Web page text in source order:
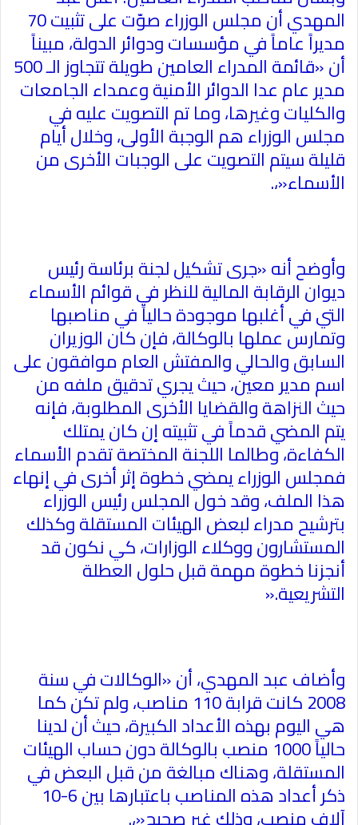
المهدي أن مجلس الوزراء صوّت على تثبيت 70
مديراً عاماً في مؤسسات ودوائر الدولة، مبيناً
أن «قائمة المدراء العامين طويلة تتجاوز الـ 500
مدير عام عدا الدوائر الأمنية وعمداء الجامعات
والكليات وغيرها، وما تم التصويت عليه في
مجلس الوزراء هم الوجبة الأولى، وخلال أيام
قليلة سيتم التصويت على الوجبات الأخرى من
الأسماء»،.
وأوضح أنه «جرى تشكيل لجنة برئاسة رئيس
ديوان الرقابة المالية للنظر في قوائم الأسماء
التي في أغلبها موجودة حالياً في مناصبها
وتمارس عملها بالوكالة، فإن كان الوزيران
السابق والحالي والمفتش العام موافقون على
اسم مدير معين، حيث يجري تدقيق ملفه من
حيث النزاهة والقضايا الأخرى المطلوبة، فإنه
يتم المضي قدماً في تثبيته إن كان يمتلك
الكفاءة، وطالما اللجنة المختصة تقدم الأسماء
فمجلس الوزراء يمضي خطوة إثر أخرى في إنهاء
هذا الملف، وقد خول المجلس رئيس الوزراء
بترشيح مدراء لبعض الهيئات المستقلة وكذلك
المستشارون ووكلاء الوزارات، كي نكون قد
أنجزنا خطوة مهمة قبل حلول العطلة
التشريعية».
وأضاف عبد المهدي، أن «الوكالات في سنة
2008 كانت قرابة 110 مناصب، ولم تكن كما
هي اليوم بهذه الأعداد الكبيرة، حيث أن لدينا
حالياً 1000 منصب بالوكالة دون حساب الهيئات
المستقلة، وهناك مبالغة من قبل البعض في
ذكر أعداد هذه المناصب باعتبارها بين 6-10